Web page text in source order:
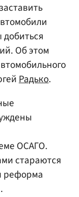
Об этом
Радько.
ОСАГО.
стараются
реформа